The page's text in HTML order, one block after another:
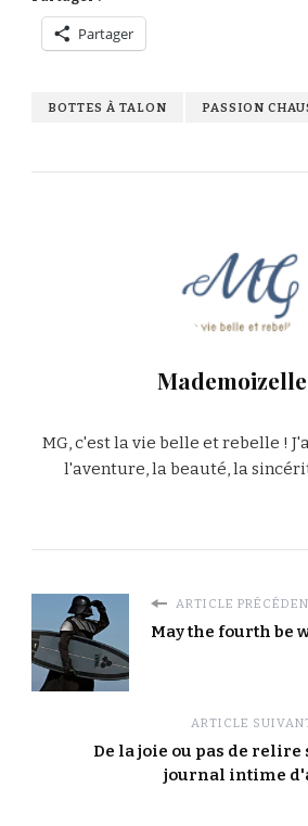
Partager
BOTTES À TALON PASSION
MG, c'est la vie belle et rebelle !
l'aventure, la beauté, la
ARTICLE
May the fourth be
ARTICLE
De la joie ou pas de relire
journal intime